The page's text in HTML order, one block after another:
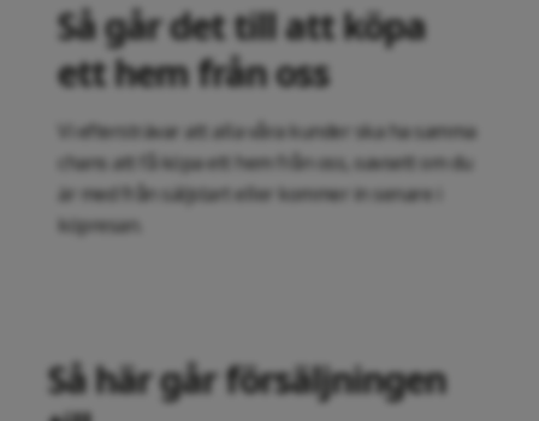
Så går det till att köpa
ett hem från oss
Vi eftersträvar att alla våra kunder ska ha samma
chans att få köpa ett hem från oss, oavsett om du
är med från säljstart eller kommer in senare i
köpresan.
Så här går försäljningen